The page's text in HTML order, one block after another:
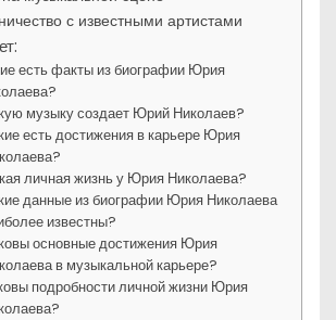
с известными артистами
есть факты из биографии Юрия
музыку создает Юрий Николаев?
есть достижения в карьере Юрия
личная жизнь у Юрия Николаева?
данные из биографии Юрия Николаева
известны?
основные достижения Юрия
в музыкальной карьере?
подробности личной жизни Юрия